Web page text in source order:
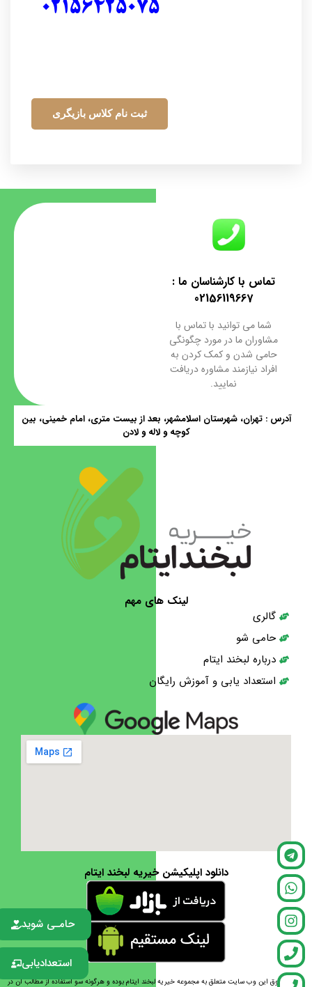
02156425075
ثبت نام کلاس بازیگری
تماس با کارشناسان ما :
02156119667
شما می توانید با تماس با
مشاوران ما در مورد چگونگی
حامی شدن و کمک کردن به
افراد نیازمند مشاوره دریافت
نمایید.
آدرس : تهران، شهرستان اسلامشهر، بعد از بیست متری، امام خمینی، بین
کوچه و لاله و لادن
لینک های مهم
گالری
حامی شو
درباره لبخند ایتام
استعداد یابی و آموزش رایگان
دانلود اپلیکیشن خیریه لبخند ایتام
تمامی حقوق این وب سایت متعلق به مجموعه خیریه لبخند ایتام بوده و هرگونه سو استفاده از مطالب آن در
استعدادیابی
حامـی شوید